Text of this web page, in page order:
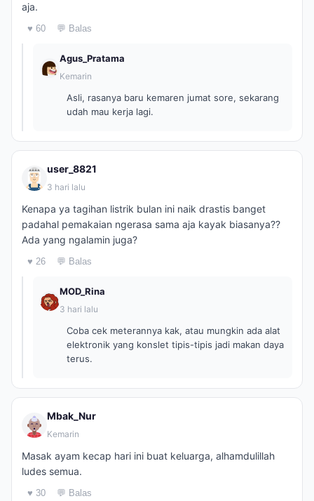
aja.
♥ 60 💬 Balas
Agus_Pratama
Kemarin
Asli, rasanya baru kemaren jumat sore, sekarang
udah mau kerja lagi.
user_8821
3 hari lalu
Kenapa ya tagihan listrik bulan ini naik drastis banget
padahal pemakaian ngerasa sama aja kayak biasanya??
Ada yang ngalamin juga?
♥ 26 💬 Balas
MOD_Rina
3 hari lalu
Coba cek meterannya kak, atau mungkin ada alat
elektronik yang konslet tipis-tipis jadi makan daya
terus.
Mbak_Nur
Kemarin
Masak ayam kecap hari ini buat keluarga, alhamdulillah
ludes semua.
♥ 30 💬 Balas